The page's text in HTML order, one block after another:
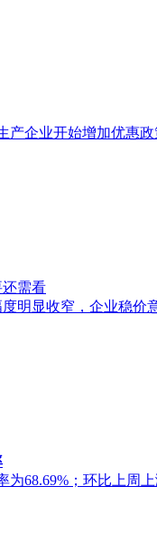
产企业开始增加优惠
需看
明显收窄，企业稳
为68.69%；环比上周